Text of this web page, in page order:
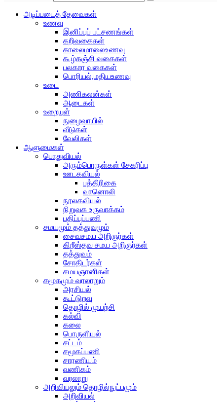
அடிப்படைத் தேவைகள்
உணவு
இனிப்புப் பட்சணங்கள்
கறிவகைகள்
காலைமாலைஉணவு
கூழ்கஞ்சி வகைகள்
பலகார வகைகள்
பொரியல்,மதியஉணவு
உடை
அணிகலன்கள்
ஆடைகள்
உறையுள்
நுழைவாயில்
வீடுகள்
வேலிகள்
ஆளுமைகள்
பொதுவியல்
அரும்பொருள்கள் சேகரிப்பு
ஊடகவியல்
பத்திரிகை
வானொலி
நூலகவியல்
நிறுவக உருவாக்கம்
பதிப்புப்பணி
சமயமும் தத்துவமும்
சைவசமய அறிஞர்கள்
கிறீஸ்தவ சமய அறிஞர்கள்
தத்துவம்
சோதிடர்கள்
சமயஞானிகள்
சமூகமும் வரலாறும்
அரசியல்
கூட்டுறவு
தொழில் முயற்சி
கல்வி
கலை
பொருளியல்
சட்டம்
சமூகப்பணி
சாரணியம்
வணிகம்
வரலாறு
அறிவியலும் தொழில்நுட்பமும்
அறிவியல்